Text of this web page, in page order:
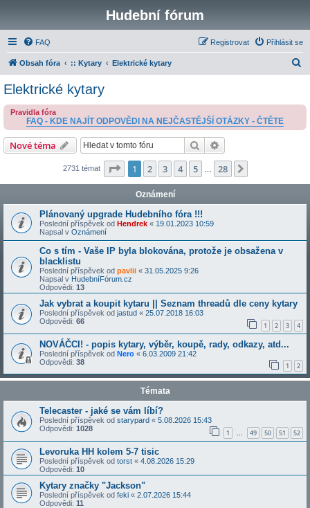
Hudební fórum
FAQ Přihlásit se
Registrovat
Obsah fóra :: Kytary Elektrické kytary
a
Elektrické kytary
Pravidla fóra
FAQ - KDE NAJÍT ODPOVĚDI NA NEJČASTĚJŠÍ OTÁZKY - ČTĚTE
Nové téma Hledat
2731 témat Stránka z 28
1 2 3 4 5 28
Oznámení
Plánovaný upgrade Hudebního fóra !!!
Poslední příspěvek od Hendrek « 19.01.2023 10:59
Napsal v Oznámení
Co s tím - Vaše IP byla blokována, protože je obsažena v
blacklistu
Poslední příspěvek od pavlii « 31.05.2025 9:26
Napsal v HudebníFórum.cz
Odpovědi: 13
Jak vybrat a koupit kytaru || Seznam threadů dle ceny kytary
Poslední příspěvek od jastud « 25.07.2018 16:03
Odpovědi: 66 1 2 3 4
NOVÁČCI! - popis kytary, výběr, koupě, rady, odkazy, atd...
Poslední příspěvek od Nero « 6.03.2009 21:42
Odpovědi: 38 1 2
Témata
Telecaster - jaké se vám líbí?
Poslední příspěvek od starypard « 5.08.2026 15:43
Odpovědi: 1028 1 … 49 50 51 52
Levoruka HH kolem 5-7 tisic
Poslední příspěvek od torst « 4.08.2026 15:29
Odpovědi: 10
Kytary značky "Jackson"
Poslední příspěvek od feki « 2.07.2026 15:44
Odpovědi: 11